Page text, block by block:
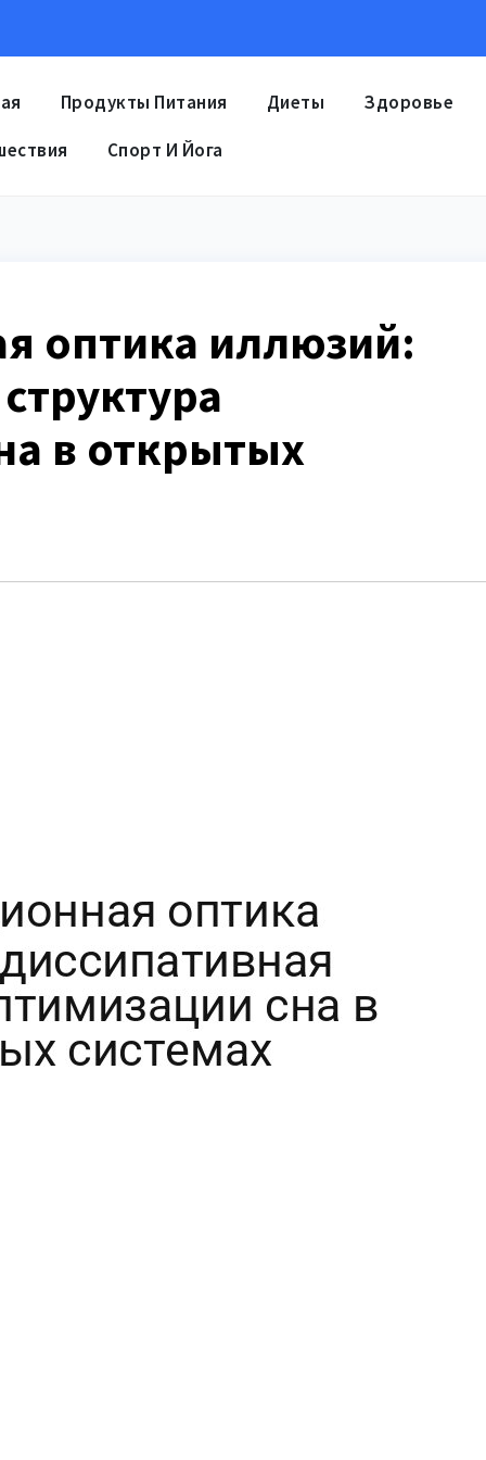
Продукты Питания Диеты Здоровье
Спорт И Йога
оптика иллюзий:
в открытых